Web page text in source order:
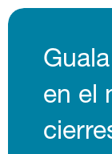
en el